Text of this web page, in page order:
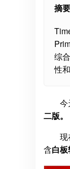
摘
综
性
今
二版。
现
含白